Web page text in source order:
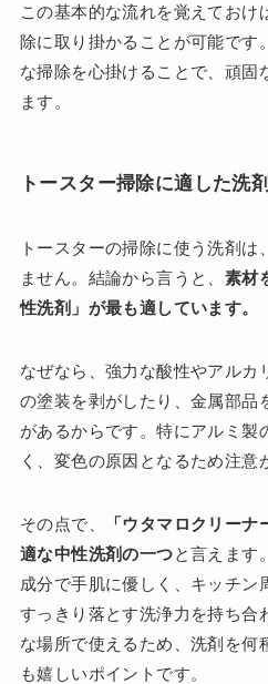
この基本的な流れを覚えておけ
除に取り掛かることが可能です
な掃除を心掛けることで、頑固
ます。
トースター掃除に適した洗
トースターの掃除に使う洗剤は
ません。結論から言うと、 素材
性洗剤」が最も適しています。
なぜなら、強力な酸性やアルカ
の塗装を剥がしたり、金属部品
があるからです。特にアルミ製
く、変色の原因となるため注意
その点で、
「ウタマロクリー
適な中性洗剤の一つと言えます
成分で手肌に優しく、キッチン
すっきり落とす洗浄力を持ち合
な場所で使えるため、洗剤を何
も嬉しいポイントです。